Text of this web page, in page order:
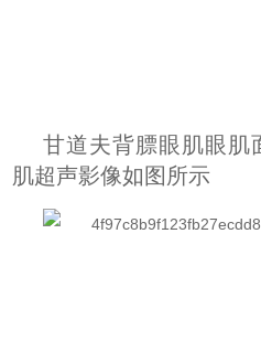
甘道夫背膘眼肌眼肌
肌超声影像如图所示